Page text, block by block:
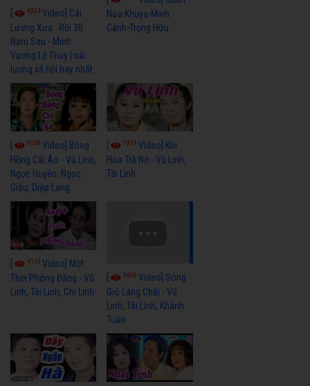
6324Video] Cải
Lương Xưa : Rồi 30
Năm Sau - Minh
Vương Lệ Thủy | cải
lương xã hội hay nhất
Nửa Khuya-Minh
Cảnh-Trọng Hữu
9058 Video] Bông
Hồng Cài Áo - Vũ Linh,
Ngọc Huyền, Ngọc
Giàu, Diệp Lang
7351Video] Khi
Hoa Trà Nở - Vũ Linh,
Tài Linh
4110 Video] Một
Thời Phóng Đãng - Vũ
Linh, Tài Linh, Chí Linh
3658Video] Sóng
Gió Làng Chài - Vũ
Linh, Tài Linh, Khánh
Tuấn